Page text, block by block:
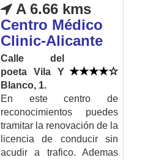
A 6.66 kms
Centro Médico
Clinic-Alicante
Calle del
poeta Vila Y
Blanco, 1.
En este centro de
reconocimientos puedes
tramitar la renovación de la
licencia de conducir sin
acudir a trafico. Ademas